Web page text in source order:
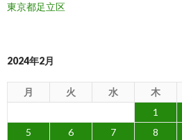
東京都足立区
2024年2月
月 火 水 木
1
5
6 7 8